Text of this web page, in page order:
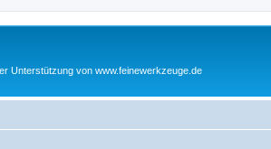
Unterstützung von www.feinewerkzeuge.de